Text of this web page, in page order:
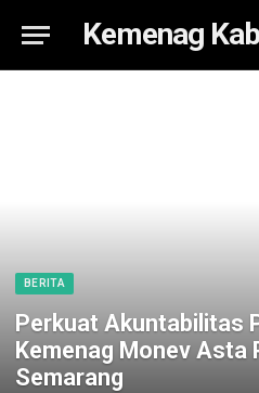
Kemenag
BERITA
Perkuat Akuntabilitas
Kemenag Monev
Semarang